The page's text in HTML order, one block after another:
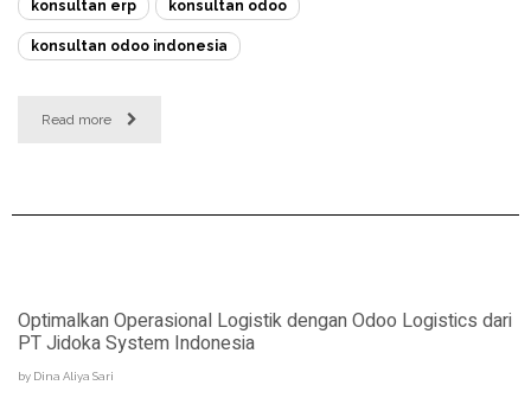
konsultan erp konsultan odoo
konsultan odoo indonesia
Read more
Optimalkan Operasional Logistik dengan Odoo Logistics dari
PT Jidoka System Indonesia
by Dina Aliya Sari